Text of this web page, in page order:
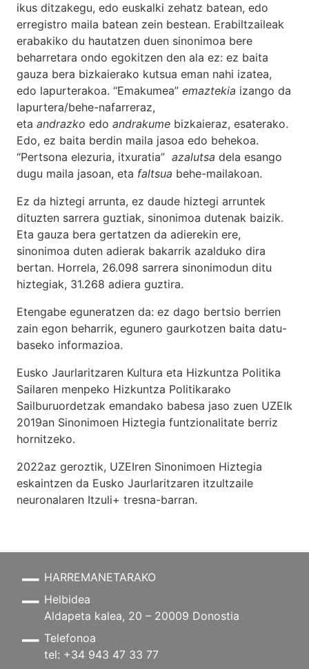
ikus ditzakegu, edo euskalki zehatz batean, edo
erregistro maila batean zein bestean. Erabiltzaileak
erabakiko du hautatzen duen sinonimoa bere
beharretara ondo egokitzen den ala ez: ez baita
gauza bera bizkaierako kutsua eman nahi izatea,
edo lapurterakoa. “Emakumea” emaztekia izango da
lapurtera/behe-nafarreraz,
eta andrazko edo andrakume bizkaieraz, esaterako.
Edo, ez baita berdin maila jasoa edo behekoa.
“Pertsona elezuria, itxuratia” azalutsa dela esango
dugu maila jasoan, eta faltsua behe-mailakoan.
Ez da hiztegi arrunta, ez daude hiztegi arruntek
dituzten sarrera guztiak, sinonimoa dutenak baizik.
Eta gauza bera gertatzen da adierekin ere,
sinonimoa duten adierak bakarrik azalduko dira
bertan. Horrela, 26.098 sarrera sinonimodun ditu
hiztegiak, 31.268 adiera guztira.
Etengabe eguneratzen da: ez dago bertsio berrien
zain egon beharrik, egunero gaurkotzen baita datu-
baseko informazioa.
Eusko Jaurlaritzaren Kultura eta Hizkuntza Politika
Sailaren menpeko Hizkuntza Politikarako
Sailburuordetzak emandako babesa jaso zuen UZEIk
2019an Sinonimoen Hiztegia funtzionalitate berriz
hornitzeko.
2022az geroztik, UZEIren Sinonimoen Hiztegia
eskaintzen da Eusko Jaurlaritzaren itzultzaile
neuronalaren Itzuli+ tresna-barran.
HARREMANETARAKO
Helbidea
Aldapeta kalea, 20 – 20009 Donostia
Telefonoa
tel: +34 943 47 33 77